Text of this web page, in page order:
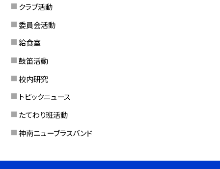
クラブ活動
委員会活動
給食室
鼓笛活動
校内研究
トピックニュース
たてわり班活動
神南ニューブラスバンド